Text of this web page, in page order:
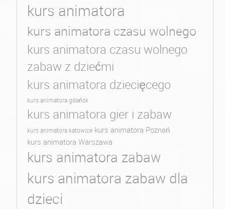
kurs animatora
kurs animatora czasu wolnego
kurs animatora czasu wolnego
zabaw z dziećmi
kurs animatora dziecięcego
kurs animatora gdańsk
kurs animatora gier i zabaw
kurs animatora katowice kurs animatora Poznań
kurs animatora Warszawa
kurs animatora zabaw
kurs animatora zabaw dla
dzieci